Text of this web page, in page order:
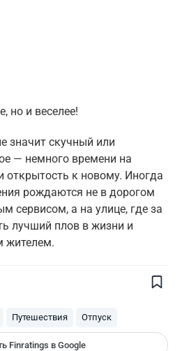
но и веселее!
значит скучный или
— немного времени на
открытость к новому. Иногда
рождаются не в дорогом
сервисом, а на улице, где за
лучший плов в жизни и
жителем.
Путешествия Отпуск
Finratings в Google
вам